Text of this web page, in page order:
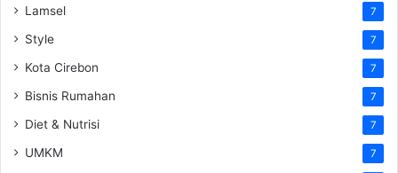
Lamsel 7
Style 7
Kota Cirebon 7
Bisnis Rumahan 7
Diet & Nutrisi 7
UMKM 7